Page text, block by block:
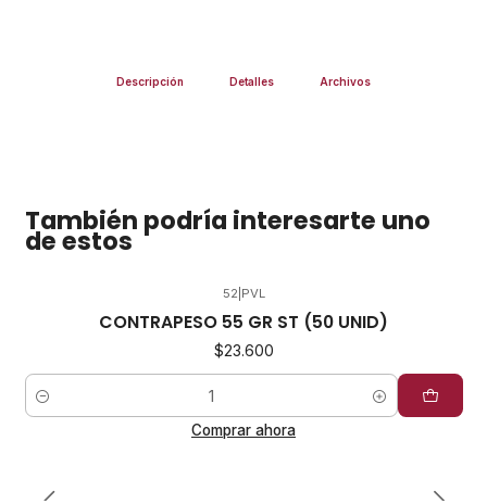
Descripción Detalles Archivos
También podría interesarte uno
de estos
52 PVL
CONTRAPESO 55 GR ST (50 UNID)
$23.600
Cantidad
Comprar ahora